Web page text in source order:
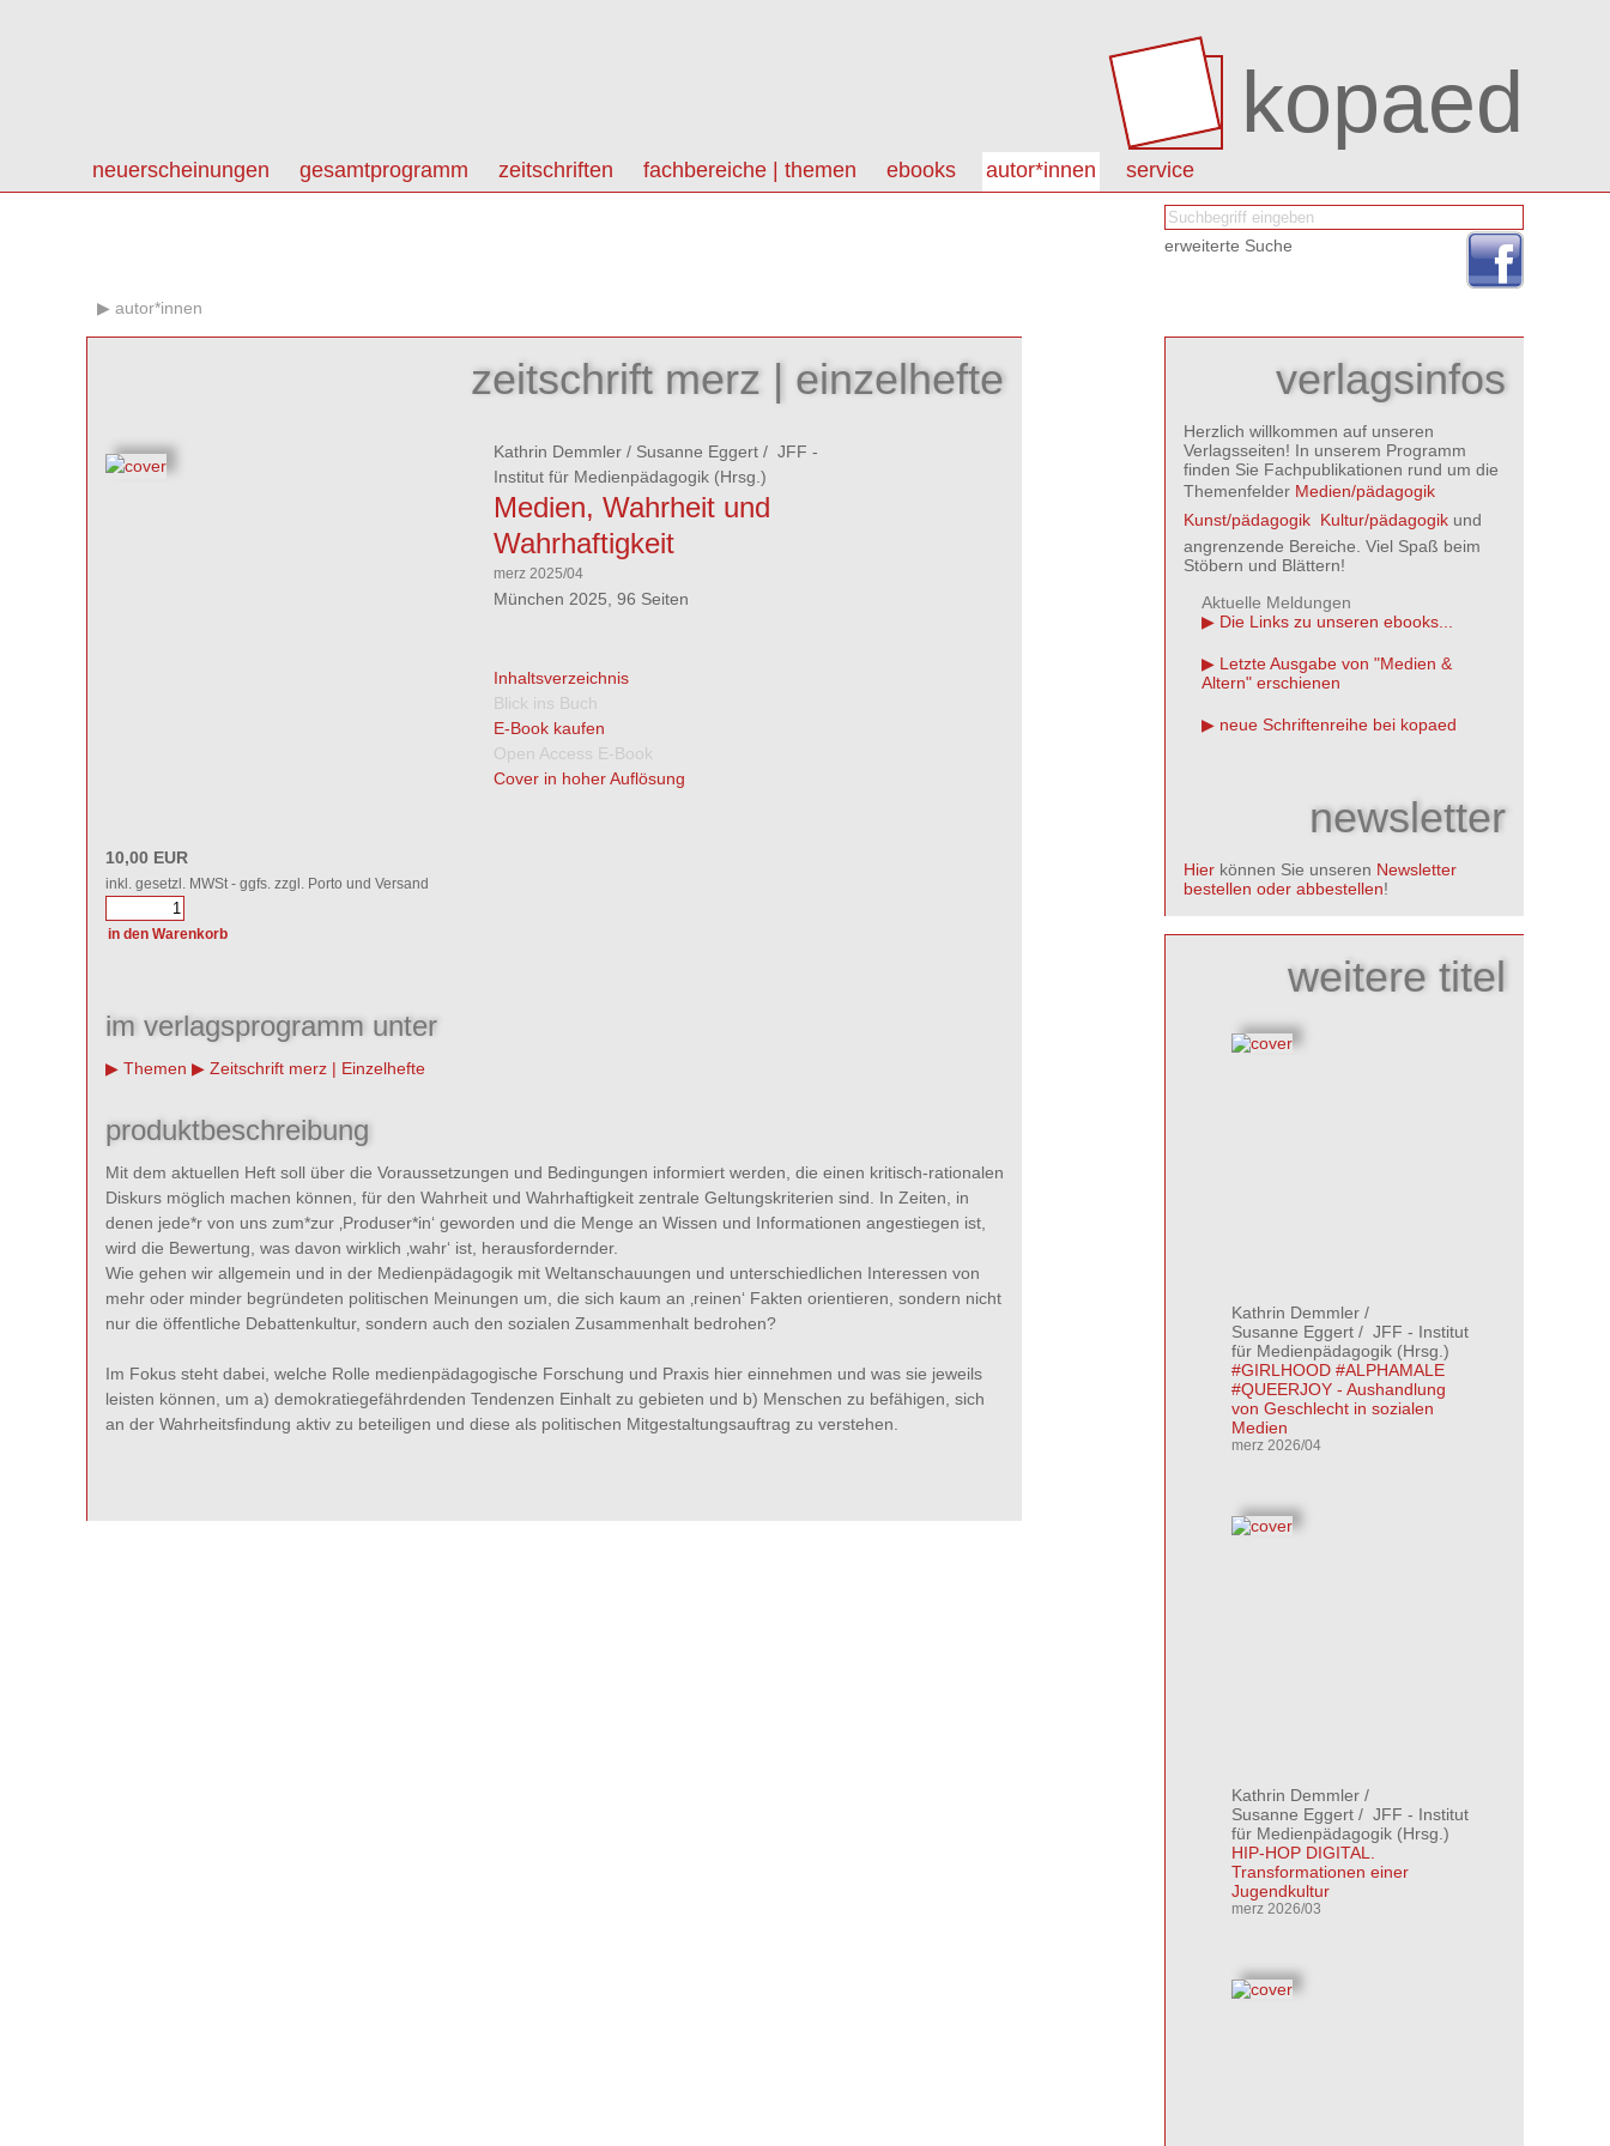
kopaed
neuerscheinungen gesamtprogramm zeitschriften fachbereiche | themen ebooks autor*innen service
erweiterte Suche
autor*innen
zeitschrift merz | einzelhefte
Kathrin Demmler / Susanne Eggert / JFF -
Institut für Medienpädagogik (Hrsg.)
Medien, Wahrheit und
Wahrhaftigkeit
merz 2025/04
München 2025, 96 Seiten
Inhaltsverzeichnis
Blick ins Buch
E-Book kaufen
Open Access E-Book
Cover in hoher Auflösung
10,00 EUR
inkl. gesetzl. MWSt - ggfs. zzgl. Porto und Versand
im verlagsprogramm unter
Themen Zeitschrift merz | Einzelhefte
produktbeschreibung
Mit dem aktuellen Heft soll über die Voraussetzungen und Bedingungen informiert werden, die einen kritisch-rationalen
Diskurs möglich machen können, für den Wahrheit und Wahrhaftigkeit zentrale Geltungskriterien sind. In Zeiten, in
denen jede*r von uns zum*zur ‚Produser*in‘ geworden und die Menge an Wissen und Informationen angestiegen ist,
wird die Bewertung, was davon wirklich ‚wahr‘ ist, herausfordernder.
Wie gehen wir allgemein und in der Medienpädagogik mit Weltanschauungen und unterschiedlichen Interessen von
mehr oder minder begründeten politischen Meinungen um, die sich kaum an ‚reinen‘ Fakten orientieren, sondern nicht
nur die öffentliche Debattenkultur, sondern auch den sozialen Zusammenhalt bedrohen?
Im Fokus steht dabei, welche Rolle medienpädagogische Forschung und Praxis hier einnehmen und was sie jeweils
leisten können, um a) demokratiegefährdenden Tendenzen Einhalt zu gebieten und b) Menschen zu befähigen, sich
an der Wahrheitsfindung aktiv zu beteiligen und diese als politischen Mitgestaltungsauftrag zu verstehen.
verlagsinfos
Herzlich willkommen auf unseren
Verlagsseiten! In unserem Programm
finden Sie Fachpublikationen rund um die
Themenfelder Medien/pädagogik
Kunst/pädagogik Kultur/pädagogik und
angrenzende Bereiche. Viel Spaß beim
Stöbern und Blättern!
Aktuelle Meldungen
Die Links zu unseren ebooks...
Letzte Ausgabe von "Medien &
Altern" erschienen
neue Schriftenreihe bei kopaed
newsletter
Hier können Sie unseren Newsletter
bestellen oder abbestellen!
weitere titel
Kathrin Demmler /
Susanne Eggert / JFF - Institut
für Medienpädagogik (Hrsg.)
#GIRLHOOD #ALPHAMALE
#QUEERJOY - Aushandlung
von Geschlecht in sozialen
Medien
merz 2026/04
Kathrin Demmler /
Susanne Eggert / JFF - Institut
für Medienpädagogik (Hrsg.)
HIP-HOP DIGITAL.
Transformationen einer
Jugendkultur
merz 2026/03